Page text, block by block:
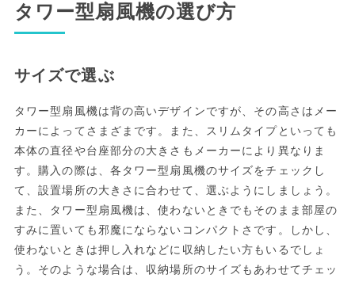
タワー型扇風機の選び方
サイズで選ぶ
タワー型扇風機は背の高いデザインですが、その高さはメー
カーによってさまざまです。また、スリムタイプといっても
本体の直径や台座部分の大きさもメーカーにより異なりま
す。購入の際は、各タワー型扇風機のサイズをチェックし
て、設置場所の大きさに合わせて、選ぶようにしましょう。
また、タワー型扇風機は、使わないときでもそのまま部屋の
すみに置いても邪魔にならないコンパクトさです。しかし、
使わないときは押し入れなどに収納したい方もいるでしょ
う。そのような場合は、収納場所のサイズもあわせてチェッ